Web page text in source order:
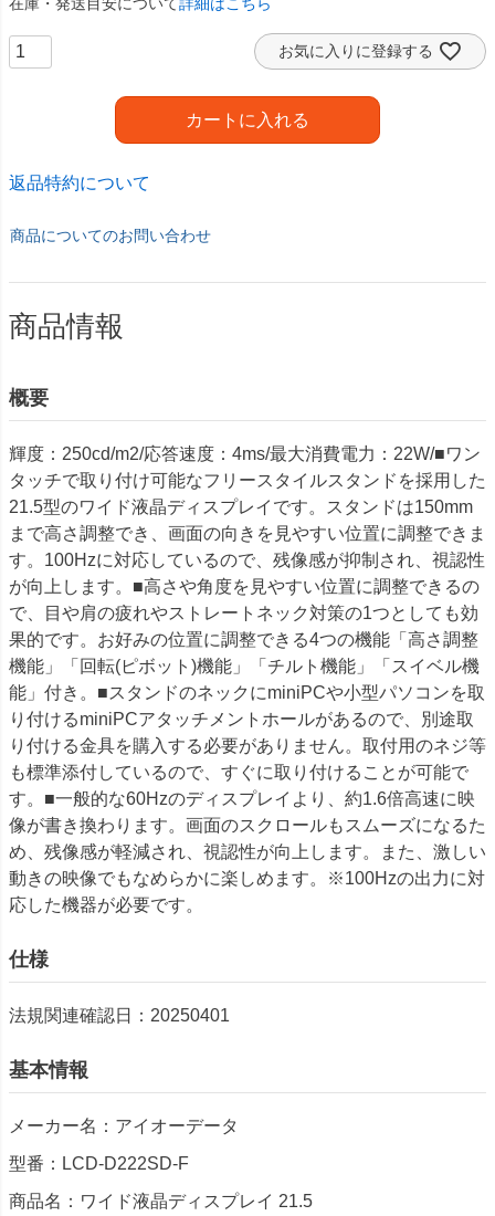
お気に入りに登録する
カートに入れる
返品特約について
商品についてのお問い合わせ
商品情報
概要
輝度：250cd/m2/応答速度：4ms/最大消費電力：22W/■ワン
タッチで取り付け可能なフリースタイルスタンドを採用した
21.5型のワイド液晶ディスプレイです。スタンドは150mm
まで高さ調整でき、画面の向きを見やすい位置に調整できま
す。100Hzに対応しているので、残像感が抑制され、視認性
が向上します。■高さや角度を見やすい位置に調整できるの
で、目や肩の疲れやストレートネック対策の1つとしても効
果的です。お好みの位置に調整できる4つの機能「高さ調整
機能」「回転(ピボット)機能」「チルト機能」「スイベル機
能」付き。■スタンドのネックにminiPCや小型パソコンを取
り付けるminiPCアタッチメントホールがあるので、別途取
り付ける金具を購入する必要がありません。取付用のネジ等
も標準添付しているので、すぐに取り付けることが可能で
す。■一般的な60Hzのディスプレイより、約1.6倍高速に映
像が書き換わります。画面のスクロールもスムーズになるた
め、残像感が軽減され、視認性が向上します。また、激しい
動きの映像でもなめらかに楽しめます。※100Hzの出力に対
応した機器が必要です。
仕様
法規関連確認日：20250401
基本情報
メーカー名：アイオーデータ
型番：LCD-D222SD-F
商品名：ワイド液晶ディスプレイ 21.5